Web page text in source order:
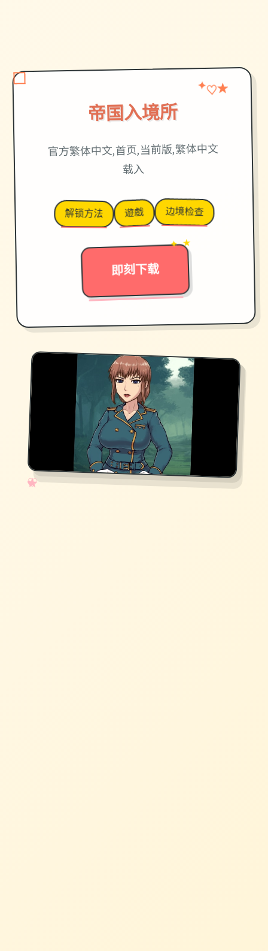
帝国入境所
✦ ♡★
官方繁体中文,首页,当前版,繁体中文
载入
解锁方法 遊戲 边境检查
即刻下载
→
✦ ★
✧
♡
★
♥